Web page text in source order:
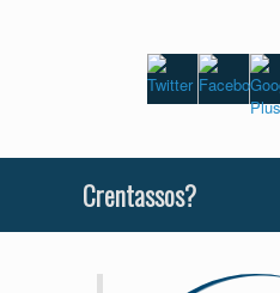
Crentassos?